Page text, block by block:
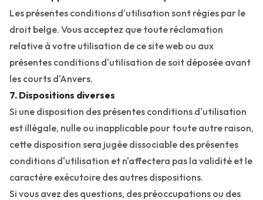
Les présentes conditions d'utilisation sont régies par le
droit belge. Vous acceptez que toute réclamation
relative à votre utilisation de ce site web ou aux
présentes conditions d'utilisation de soit déposée avant
les courts d'Anvers.
7. Dispositions diverses
Si une disposition des présentes conditions d'utilisation
est illégale, nulle ou inapplicable pour toute autre raison,
cette disposition sera jugée dissociable des présentes
conditions d'utilisation et n'affectera pas la validité et le
caractère exécutoire des autres dispositions.
Si vous avez des questions, des préoccupations ou des